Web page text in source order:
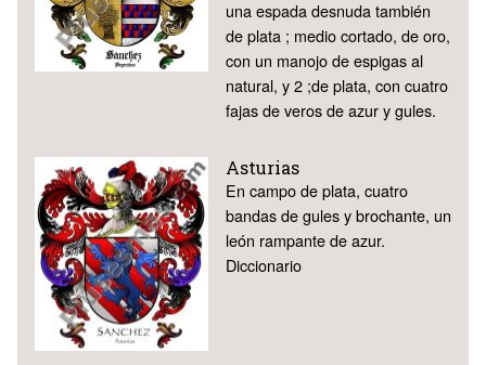
una espada desnuda también
de plata ; medio cortado, de oro,
con un manojo de espigas al
natural, y 2 ;de plata, con cuatro
fajas de veros de azur y gules.
Asturias
En campo de plata, cuatro
bandas de gules y brochante, un
león rampante de azur.
Diccionario